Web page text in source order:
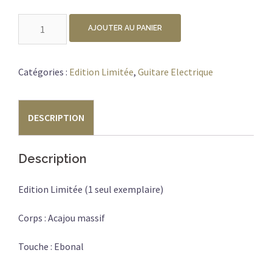
GUITARS
GRAAL
LIMITED
EDTION
AJOUTER AU PANIER
Catégories : Edition Limitée, Guitare Electrique
DESCRIPTION
Description
Edition Limitée (1 seul exemplaire)
Corps : Acajou massif
Touche : Ebonal